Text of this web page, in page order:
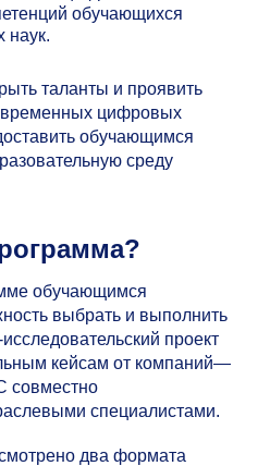
обучающихся
наук.
таланты и проявить
цифровых
обучающимся
среду
обучающимся
выбрать и выполнить
проект
кейсам от компаний—
специалистами.
два формата